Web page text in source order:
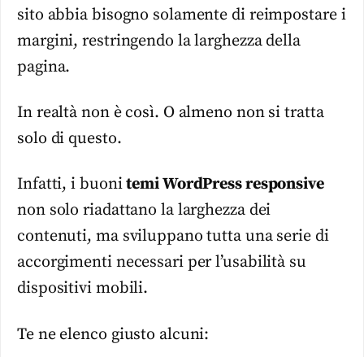
sito abbia bisogno solamente di reimpostare i
margini, restringendo la larghezza della
pagina.
In realtà non è così. O almeno non si tratta
solo di questo.
Infatti, i buonitemiWordPressresponsive
non solo riadattano la larghezza dei
contenuti, ma sviluppano tutta una serie di
accorgimenti necessari per l’usabilità su
dispositivi mobili.
Te ne elenco giusto alcuni: